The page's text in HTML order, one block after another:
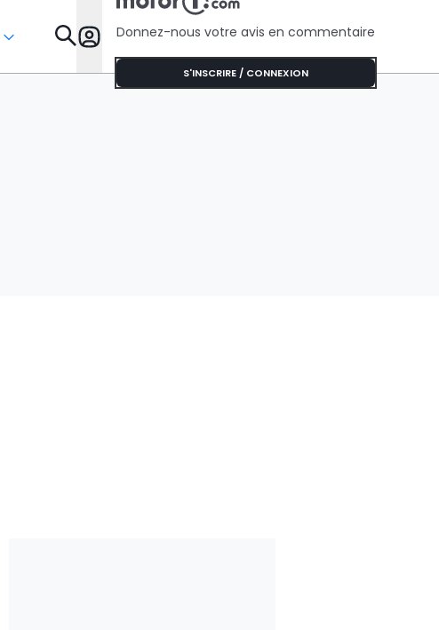
Donnez-nous votre avis en commentaire
S'INSCRIRE / CONNEXION